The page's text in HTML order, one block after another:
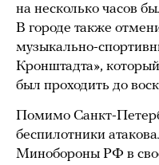
на несколько часов
В городе также
музыкально-
Кронштадта»,
был проходить до
Помимо Санкт-
беспилотники
Минобороны РФ в